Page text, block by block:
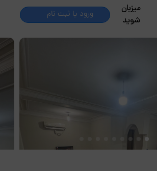
میزبان
شوید
ورود یا ثبت نام